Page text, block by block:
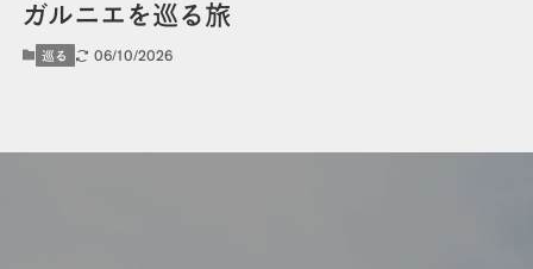
ガルニエを巡る旅
巡る 06/10/2026